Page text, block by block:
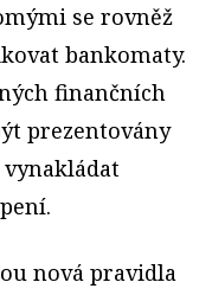
se rovněž
bankomaty.
finančních
prezentovány
nová pravidla